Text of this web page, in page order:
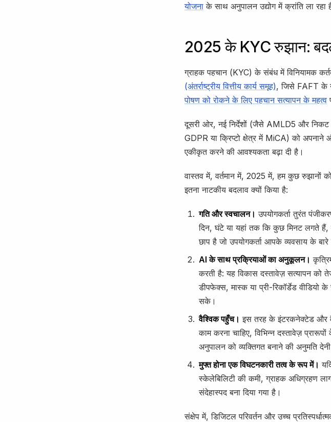
योजना के साथ अनुपालन उद्योग में क्रांति ला
2025 के KYC रुझान:
ग्राहक पहचान (KYC) के संबंध में विनियामक
(अंतर्राष्ट्रीय वित्तीय कार्य समूह), जिसे FAFT के
पोषण को रोकने के लिए पहचान सत्यापन के महत्व
दूसरी ओर, नई निर्देशों (जैसे AMLD5 और
GDPR या क्रिप्टो क्षेत्र में MiCA) को
एकीकृत करने की आवश्यकता बढ़ा दी है।
वास्तव में, वर्तमान में, 2025 में, हम कुछ रुझानों
इतना नाटकीय बदलाव क्यों किया है:
गति और स्वचालन। उपयोगकर्ता तुरंत
दिन, घंटे या यहां तक कि कुछ मिनट लगते हैं,
छाप है जो उपयोगकर्ता आपके व्यवसाय के
AI के साथ प्रक्रियाओं का अनुकूलन।
करती है: यह विकास दस्तावेज़ सत्यापन को
डीपफेक्स, मास्क या प्री-रिकॉर्डेड वीडियो
सके।
वैश्विक पहुँच। इस तरह के इंटरकनेक्टेड और
काम करना चाहिए, विभिन्न दस्तावेज़
अनुपालन को व्यक्तिगत बनाने की अनुमति देनी
मुफ्त होना एक विघटनकारी तत्व के रूप में।
स्केलेबिलिटी की कमी, ग्राहक अधिग्रहण
संदेहास्पद बना दिया गया है।
संक्षेप में, डिजिटल परिवर्तन और उच्च